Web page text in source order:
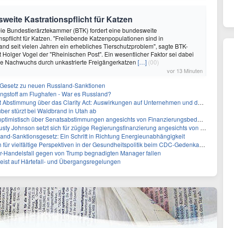
Kastrationspflicht für Katzen
Bundestierärztekammer (BTK) fordert eine bundesweite
für Katzen. "Freilebende Katzenpopulationen sind in
seit vielen Jahren ein erhebliches Tierschutzproblem", sagte BTK-
Holger Vogel der "Rheinischen Post". Ein wesentlicher Faktor sei dabei
Nachwuchs durch unkastrierte Freigängerkatzen […] (00)
vor 13 Minuten
zu neuen Russland-Sanktionen
am Flughafen - War es Russland?
über das Clarity Act: Auswirkungen auf Unternehmen und das Vertrauen der Investoren
stürzt bei Waldbrand in Utah ab
über Senatsabstimmungen angesichts von Finanzierungsbedenken
setzt sich für zügige Regierungsfinanzierung angesichts von Shutdown-Risiken ein
Sanktionsgesetz: Ein Schritt in Richtung Energieunabhängigkeit
für vielfältige Perspektiven in der Gesundheitspolitik beim CDC-Gedenkakt ein
Handelsfall gegen von Trump begnadigten Manager fallen
auf Härtefall- und Übergangsregelungen